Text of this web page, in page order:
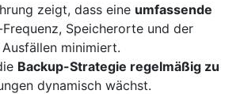
zeigt, dass eine umfassende
Speicherorte und der
minimiert.
Backup-Strategie regelmäßig zu
dynamisch wächst.